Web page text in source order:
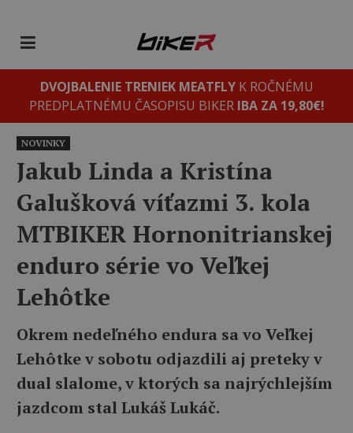
DVOJBALENIE TRENIEK MEATFLYK ROČNÉMU
PREDPLATNÉMU ČASOPISU BIKER IBA ZA 19,80€!
NOVINKY
Jakub Linda a Kristína
Galušková víťazmi 3. kola
MTBIKER Hornonitrianskej
enduro série vo Veľkej
Lehôtke
Okrem nedeľného endura sa vo Veľkej
Lehôtke v sobotu odjazdili aj preteky v
dual slalome, v ktorých sa najrýchlejším
jazdcom stal Lukáš Lukáč.